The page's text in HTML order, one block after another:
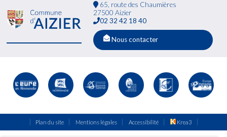
65, route des Chaumières
27500 Aizier
02 32 42 18 40
Nous contacter
Plan du site Mentions légales Accessibilité Krea3